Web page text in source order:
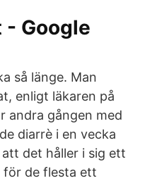
Google
så länge. Man
enligt läkaren på
andra gången med
diarrè i en vecka
det håller i sig ett
för de flesta ett